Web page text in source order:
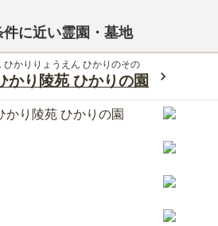
件に近い霊園・墓地
ひかりりょうえん ひかりのその
かり陵苑 ひかりの園